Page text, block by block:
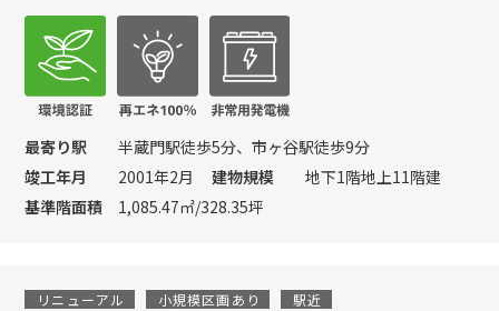
最寄り駅
半蔵門駅徒歩5分、市ヶ谷駅徒歩9分
竣工年月
2001年2月 建物規模
地下1階地上11階建
基準階面積
1,085.47㎡/328.35坪
リニューアル 小規模区画あり 駅近